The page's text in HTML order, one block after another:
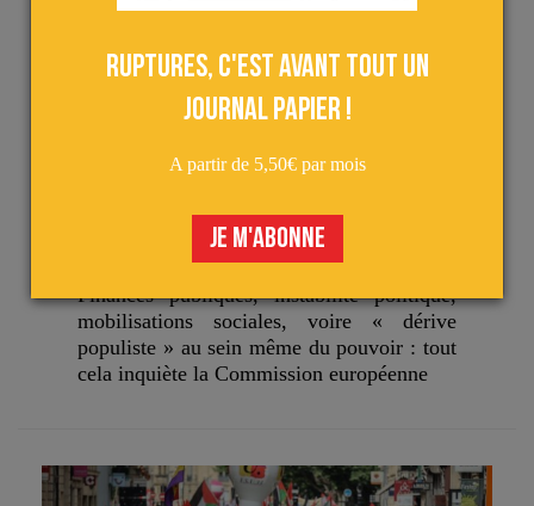
BRUXELLES S’INQUIÈTE EN SOURDINE DE LA
SITUATION FRANÇAISE
Finances publiques, instabilité politique,
mobilisations sociales, voire « dérive
populiste » au sein même du pouvoir : tout
cela inquiète la Commission européenne
Ruptures, c'est avant tout un
journal papier !
A partir de 5,50€ par mois
JE M'ABONNE